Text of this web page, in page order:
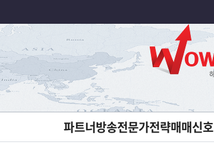
파트너방송전문가전략매매신호